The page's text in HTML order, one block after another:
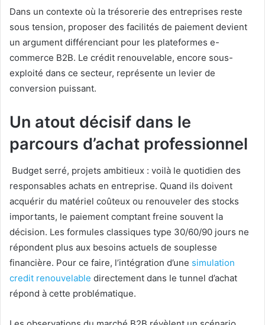
Dans un contexte où la trésorerie des entreprises reste
sous tension, proposer des facilités de paiement devient
un argument différenciant pour les plateformes e-
commerce B2B. Le crédit renouvelable, encore sous-
exploité dans ce secteur, représente un levier de
conversion puissant.
Un atout décisif dans le
parcours d’achat professionnel
Budget serré, projets ambitieux : voilà le quotidien des
responsables achats en entreprise. Quand ils doivent
acquérir du matériel coûteux ou renouveler des stocks
importants, le paiement comptant freine souvent la
décision. Les formules classiques type 30/60/90 jours ne
répondent plus aux besoins actuels de souplesse
financière. Pour ce faire, l’intégration d’une simulation
credit renouvelable directement dans le tunnel d’achat
répond à cette problématique.